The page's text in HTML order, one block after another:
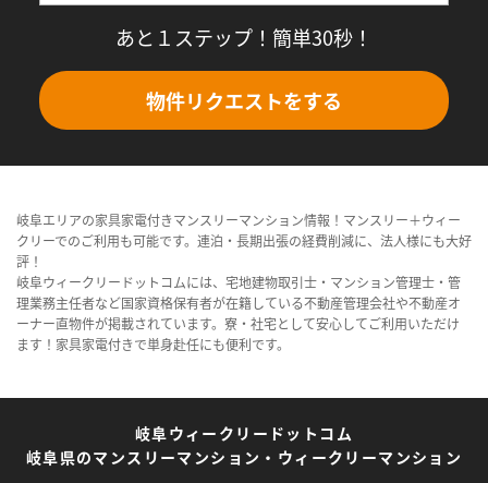
あと１ステップ！簡単30秒！
物件リクエストをする
岐阜エリアの家具家電付きマンスリーマンション情報！マンスリー＋ウィー
クリーでのご利用も可能です。連泊・長期出張の経費削減に、法人様にも大好
評！
岐阜ウィークリードットコムには、宅地建物取引士・マンション管理士・管
理業務主任者など国家資格保有者が在籍している不動産管理会社や不動産オ
ーナー直物件が掲載されています。寮・社宅として安心してご利用いただけ
ます！家具家電付きで単身赴任にも便利です。
岐阜ウィークリードットコム
岐阜県のマンスリーマンション・ウィークリーマンション